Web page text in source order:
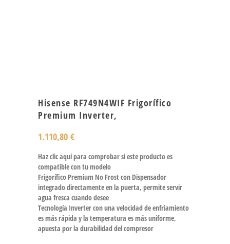
Hisense RF749N4WIF Frigorífico
Premium Inverter,
1.110,80 €
Haz clic aquí para comprobar si este producto es
compatible con tu modelo
Frigorífico Premium No Frost con Dispensador
integrado directamente en la puerta, permite servir
agua fresca cuando desee
Tecnología Inverter con una velocidad de enfriamiento
es más rápida y la temperatura es más uniforme,
apuesta por la durabilidad del compresor